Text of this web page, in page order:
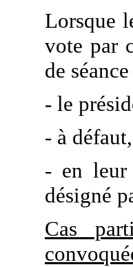
Lorsque
vote par
de
- le
- à
- en leur
désigné
Cas